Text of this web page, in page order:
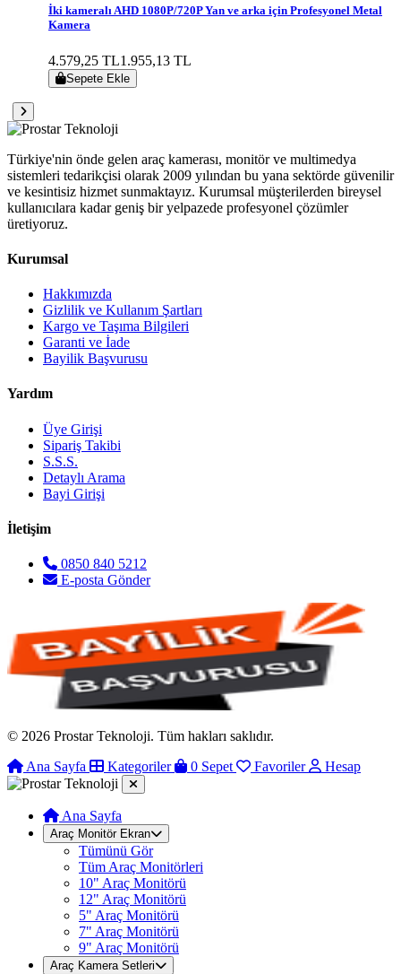
İki kameralı AHD 1080P/720P Yan ve arka için Profesyonel Metal
Kamera
4.579,25 TL1.955,13 TL
Sepete Ekle
Türkiye'nin önde gelen araç kamerası, monitör ve multimedya
sistemleri tedarikçisi olarak 2009 yılından bu yana sektörde güvenilir
ve kesintisiz hizmet sunmaktayız. Kurumsal müşterilerden bireysel
kullanıcılara kadar geniş bir yelpazede profesyonel çözümler
üretiyoruz.
Kurumsal
Hakkımızda
Gizlilik ve Kullanım Şartları
Kargo ve Taşıma Bilgileri
Garanti ve İade
Bayilik Başvurusu
Yardım
Üye Girişi
Sipariş Takibi
S.S.S.
Detaylı Arama
Bayi Girişi
İletişim
0850 840 5212
E-posta Gönder
© 2026 Prostar Teknoloji. Tüm hakları saklıdır.
Ana Sayfa
Kategoriler 0 Sepet Favoriler Hesap
Ana Sayfa
Araç Monitör Ekran
Tümünü Gör
Tüm Araç Monitörleri
10" Araç Monitörü
12" Araç Monitörü
5" Araç Monitörü
7" Araç Monitörü
9" Araç Monitörü
Araç Kamera Setleri